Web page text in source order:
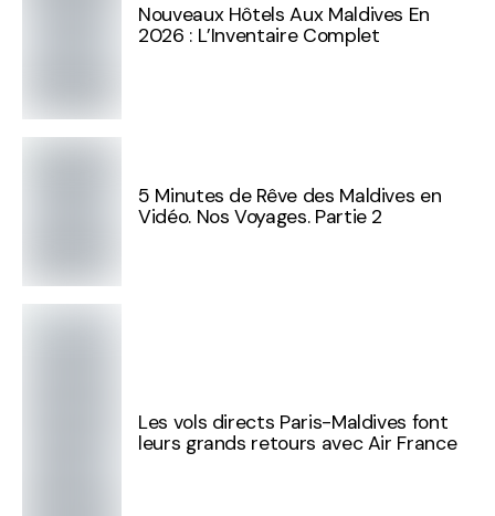
Nouveaux Hôtels Aux Maldives En
2026 : L’Inventaire Complet
5 Minutes de Rêve des Maldives en
Vidéo. Nos Voyages. Partie 2
Les vols directs Paris-Maldives font
leurs grands retours avec Air France